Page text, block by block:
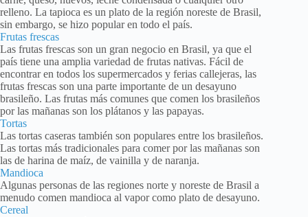
relleno. La tapioca es un plato de la región noreste de Brasil,
sin embargo, se hizo popular en todo el país.
Frutas frescas
Las frutas frescas son un gran negocio en Brasil, ya que el
país tiene una amplia variedad de frutas nativas. Fácil de
encontrar en todos los supermercados y ferias callejeras, las
frutas frescas son una parte importante de un desayuno
brasileño. Las frutas más comunes que comen los brasileños
por las mañanas son los plátanos y las papayas.
Tortas
Las tortas caseras también son populares entre los brasileños.
Las tortas más tradicionales para comer por las mañanas son
las de harina de maíz, de vainilla y de naranja.
Mandioca
Algunas personas de las regiones norte y noreste de Brasil a
menudo comen mandioca al vapor como plato de desayuno.
Cereal